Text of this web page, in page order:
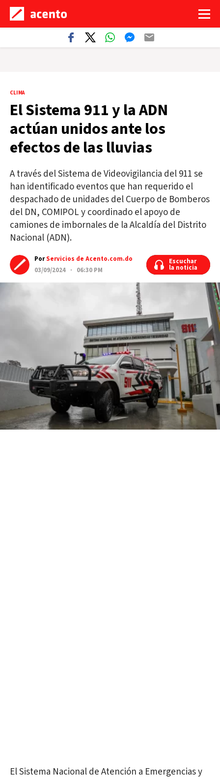
CLIMA
El Sistema 911 y la ADN
actúan unidos ante los
efectos de las lluvias
A través del Sistema de Videovigilancia del 911 se
han identificado eventos que han requerido el
despachado de unidades del Cuerpo de Bomberos
del DN, COMIPOL y coordinado el apoyo de
camiones de imbornales de la Alcaldía del Distrito
Nacional (ADN).
PorServicios de Acento.com.do
03/09/2024 · 06:30 PM
Escuchar
la noticia
Escuchar
la noticia
El Sistema Nacional de Atención a Emergencias y